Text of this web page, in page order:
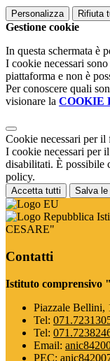
Personalizza Rifiuta
Gestione cookie
In questa schermata è
I cookie necessari
piattaforma e non è
Per conoscere quali
visionare la COOKIE
Cookie necessari per il
I cookie necessari per
disabilitati. È possibile
policy.
Accetta tutti Salva le
CESARE"
Contatti
Istituto
Piazzale Bellini,
Tel:
Tel:
Email:
PEC: